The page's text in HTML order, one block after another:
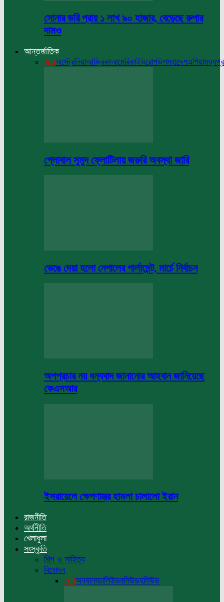
সোনার ভরি প্রায় ১ লাখ ৯০ হাজার, বেড়েছে রুপার
দামও
আন্তর্জাতিক
Allঅস্ট্রেলিয়াআফ্রিকাআমেরিকাইউরোপউপমহাদেশএশিয়া
গ্লোবাল সুমুদ ফ্লোটিলায় জরুরি অবস্থা জারি
ভেঙে দেয়া হলো নেপালের পার্লামেন্ট, মার্চে নির্বাচন
অপপ্রচার নয় ধন্যবাদ জানানোর আহবান জানিয়েছে
কেএসআর
ইসরায়েলে ক্ষেপণাস্ত্র হামলা চালালো ইরান
রাজনীতি
অর্থনীতি
খেলাধুলা
সংস্কৃতি
শিল্প ও সাহিত্য
বিনোদন
Allঅন্যান্যঢালিউডবলিউডহলিউড